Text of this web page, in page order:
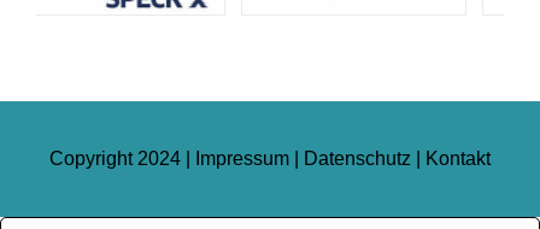
Copyright 2024 | Impressum Datenschutz Kontakt